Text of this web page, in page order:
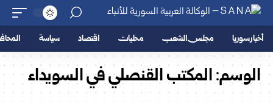
أخبار سوريا مجلس الشعب محليات اقتصاد سياسة
الوسم:المكتب القنصلي في السويداء